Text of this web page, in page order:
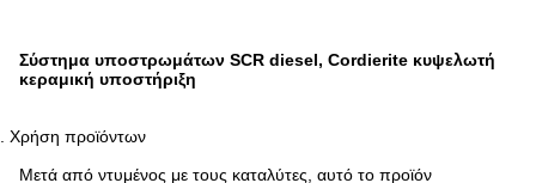
Σύστημα υποστρωμάτων SCR diesel, Cordierite κυψελωτή
κεραμική υποστήριξη
Χρήση προϊόντων
Μετά από ντυμένος με τους καταλύτες, αυτό το προϊόν